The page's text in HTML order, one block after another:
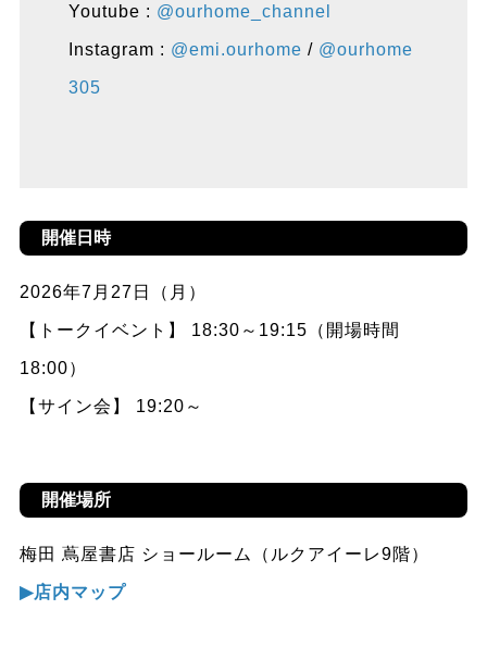
Youtube : @ourhome_channel
Instagram : @emi.ourhome / @ourhome
305
開催日時
2026年7月27日（月）
【トークイベント】 18:30～19:15（開場時間
18:00）
【サイン会】 19:20～
開催場所
梅田 蔦屋書店 ショールーム（ルクアイーレ9階）
▶︎店内マップ